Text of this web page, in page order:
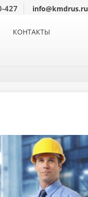
427 info@kmdrus.ru
КОНТАКТЫ